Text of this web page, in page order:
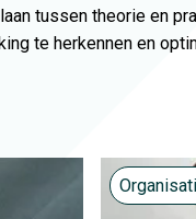
tussen theorie en
te herkennen en